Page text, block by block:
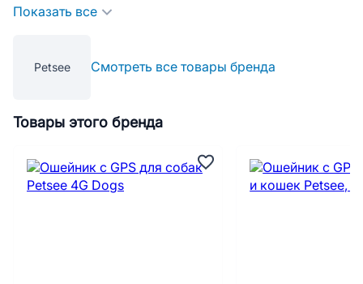
Показать все
Petsee Смотреть все товары бренда
Товары этого бренда